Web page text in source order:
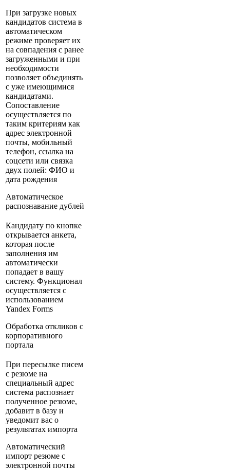
При загрузке новых
кандидатов система в
автоматическом
режиме проверяет их
на совпадения с ранее
загруженными и при
необходимости
позволяет объединять
с уже имеющимися
кандидатами.
Сопоставление
осуществляется по
таким критериям как
адрес электронной
почты, мобильный
телефон, ссылка на
соцсети или связка
двух полей: ФИО и
дата рождения
Автоматическое
распознавание дублей
Кандидату по кнопке
открывается анкета,
которая после
заполнения им
автоматически
попадает в вашу
систему. Функционал
осуществляется с
использованием
Yandex Forms
Обработка откликов с
корпоративного
портала
При пересылке писем
с резюме на
специальный адрес
система распознает
полученное резюме,
добавит в базу и
уведомит вас о
результатах импорта
Автоматический
импорт резюме с
электронной почты